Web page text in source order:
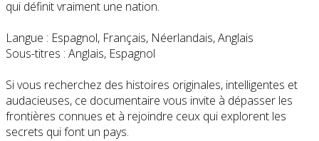
qui définit vraiment une nation.
Langue : Espagnol, Français, Néerlandais, Anglais
Sous-titres : Anglais, Espagnol
Si vous recherchez des histoires originales, intelligentes et
audacieuses, ce documentaire vous invite à dépasser les
frontières connues et à rejoindre ceux qui explorent les
secrets qui font un pays.